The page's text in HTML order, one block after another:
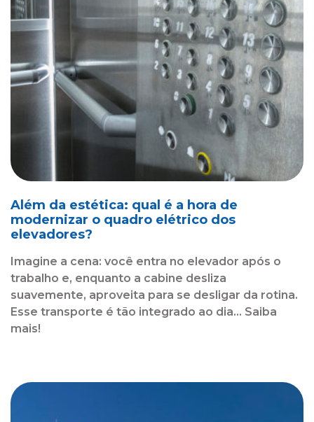
Além da estética: qual é a hora de
modernizar o quadro elétrico dos
elevadores?
Imagine a cena: você entra no elevador após o
trabalho e, enquanto a cabine desliza
suavemente, aproveita para se desligar da rotina.
Esse transporte é tão integrado ao dia... Saiba
mais!